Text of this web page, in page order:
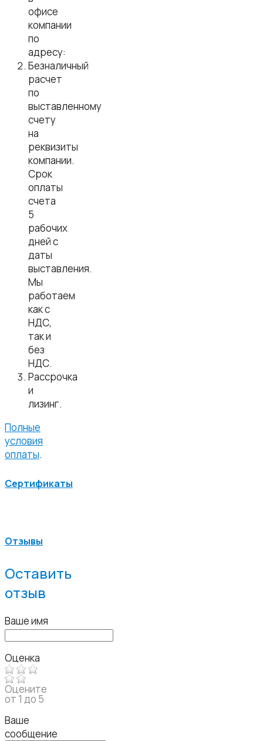
офисе
компании
по
адресу:
Безналичный
расчет
по
выставленному
счету
на
реквизиты
компании.
Срок
оплаты
счета
5
рабочих
дней с
даты
выставления.
Мы
работаем
как с
НДС,
так и
без
НДС.
Рассрочка
и
лизинг.
Полные
условия
оплаты.
Сертификаты
Отзывы
Оставить
отзыв
Ваше имя
Оценка
Оцените
от 1 до 5
Ваше
сообщение